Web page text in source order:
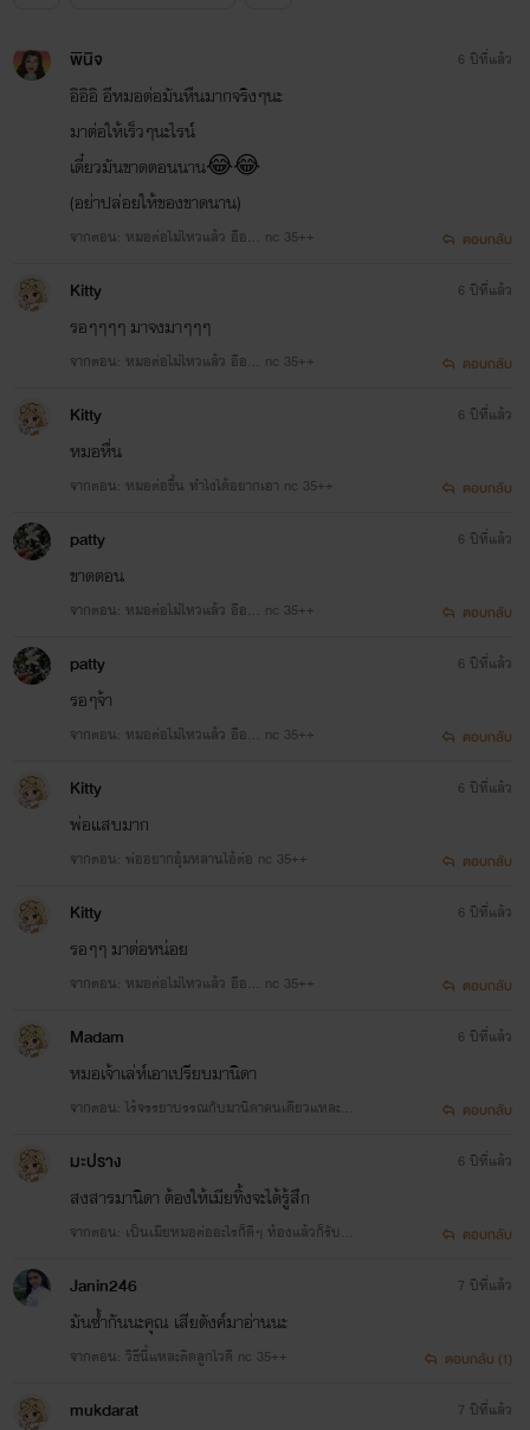
พินิจ
อิอิอิ อีหมอต่อมันหืนมากจริงๆนะ
มาต่อให้เร็วๆนะไรน์
เดี๋ยวมันขาดตอนนาน😂😂
(อย่าปล่อยให้ของขาดนาน)
จากตอน: หมอต่อไม่ไหวแล้ว อือ... nc 35++
6 ปีที่แล้ว
ตอบกลับ
Kitty
รอๆๆๆๆ​ มาจงมาๆๆๆ
จากตอน: หมอต่อไม่ไหวแล้ว อือ... nc 35++
6 ปีที่แล้ว
ตอบกลับ
Kitty
หมอหื่น
จากตอน: หมอต่อขึ้น ทำไงได้อยากเอา nc 35++
6 ปีที่แล้ว
ตอบกลับ
patty
ขาดตอน
จากตอน: หมอต่อไม่ไหวแล้ว อือ... nc 35++
6 ปีที่แล้ว
ตอบกลับ
patty
รอๆจ้า
จากตอน: หมอต่อไม่ไหวแล้ว อือ... nc 35++
6 ปีที่แล้ว
ตอบกลับ
Kitty
พ่อแสบมาก
จากตอน: พ่ออยากอุ้มหลานไอ้ต่อ nc 35++
6 ปีที่แล้ว
ตอบกลับ
Kitty
รอๆๆ​ มาต่อหน่อย
จากตอน: หมอต่อไม่ไหวแล้ว อือ... nc 35++
6 ปีที่แล้ว
ตอบกลับ
Madam
หมอเจ้าเล่ห์​เอาเปรียบมานิดา
จากตอน: ไร้จรรยาบรรณกับมานิดาคนเดียวแหละครั
6 ปีที่แล้ว
ตอบกลับ
มะปราง
สงสารมานิดา ต้องให้เมียทิ้งจะได้รู้สึก
จากตอน: เป็นเมียหมอต่ออะไรก็ดีๆ ท้องแล้วก็รับผิด
6 ปีที่แล้ว
ตอบกลับ
Janin246
มันซ้ำกันนะคุณ เสียตังค์มาอ่านนะ
จากตอน: วิธีนี้แหละติดลูกไวดี nc 35++
7 ปีที่แล้ว
ตอบกลับ (1)
mukdarat 7 ปีที่แล้ว